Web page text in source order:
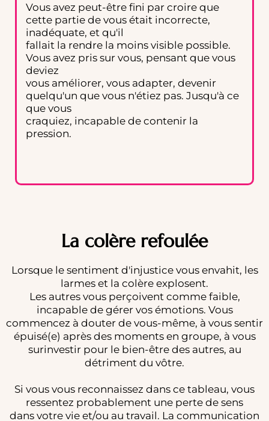
Vous avez peut-être fini par croire que
cette partie de vous était incorrecte,
inadéquate, et qu'il
fallait la rendre la moins visible possible.
Vous avez pris sur vous, pensant que vous
deviez
vous améliorer, vous adapter, devenir
quelqu'un que vous n'étiez pas. Jusqu'à ce
que vous
craquiez, incapable de contenir la
pression.
La colère refoulée
Lorsque le sentiment d'injustice vous envahit, les
larmes et la colère explosent.
Les autres vous perçoivent comme faible,
incapable de gérer vos émotions. Vous
commencez à douter de vous-même, à vous sentir
épuisé(e) après des moments en groupe, à vous
surinvestir pour le bien-être des autres, au
détriment du vôtre.
Si vous vous reconnaissez dans ce tableau, vous
ressentez probablement une perte de sens
dans votre vie et/ou au travail. La communication